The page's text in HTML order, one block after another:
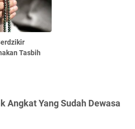
Tasbih
Angkat Yang Sudah Dewasa